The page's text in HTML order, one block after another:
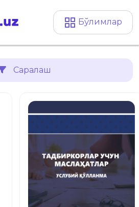
Бўлимлар
Саралаш